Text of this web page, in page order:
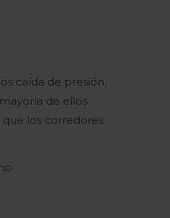
caída de presión,
de ellos
los corredores